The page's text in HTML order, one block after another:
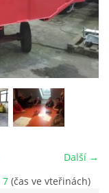
Další →
7 (čas ve vteřinách)